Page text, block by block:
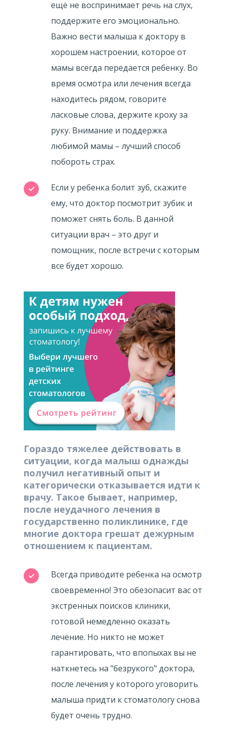
ещё не воспринимает речь на слух,
поддержите его эмоционально.
Важно вести малыша к доктору в
хорошем настроении, которое от
мамы всегда передается ребенку. Во
время осмотра или лечения всегда
находитесь рядом, говорите
ласковые слова, держите кроху за
руку. Внимание и поддержка
любимой мамы – лучший способ
побороть страх.
Если у ребенка болит зуб, скажите
ему, что доктор посмотрит зубик и
поможет снять боль. В данной
ситуации врач – это друг и
помощник, после встречи с которым
все будет хорошо.
Гораздо тяжелее действовать в
ситуации, когда малыш однажды
получил негативный опыт и
категорически отказывается идти к
врачу. Такое бывает, например,
после неудачного лечения в
государственно поликлинике, где
многие доктора грешат дежурным
отношением к пациентам.
Всегда приводите ребенка на осмотр
своевременно! Это обезопасит вас от
экстренных поисков клиники,
готовой немедленно оказать
лечение. Но никто не может
гарантировать, что впопыхах вы не
наткнетесь на "безрукого" доктора,
после лечения у которого уговорить
малыша придти к стоматологу снова
будет очень трудно.